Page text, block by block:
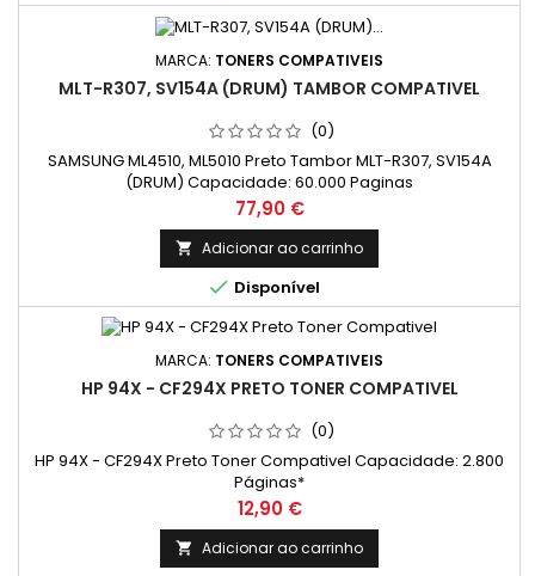
MARCA: TONERS COMPATIVEIS
MLT-R307, SV154A (DRUM) TAMBOR COMPATIVEL
(0)
SAMSUNG ML4510, ML5010 Preto Tambor MLT-R307, SV154A
(DRUM) Capacidade: 60.000 Paginas
Preço
77,90 €
 Adicionar ao carrinho
 Disponível
MARCA: TONERS COMPATIVEIS
HP 94X - CF294X PRETO TONER COMPATIVEL
(0)
HP 94X - CF294X Preto Toner Compativel Capacidade: 2.800
Páginas*
Preço
12,90 €
 Adicionar ao carrinho